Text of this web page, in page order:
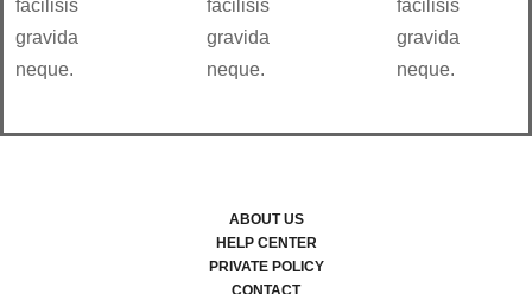
facilisis
gravida
neque.
facilisis
gravida
neque.
facilisis
gravida
neque.
ABOUT US
HELP CENTER
PRIVATE POLICY